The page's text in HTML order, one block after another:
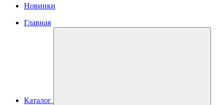
Новинки
Главная
Каталог